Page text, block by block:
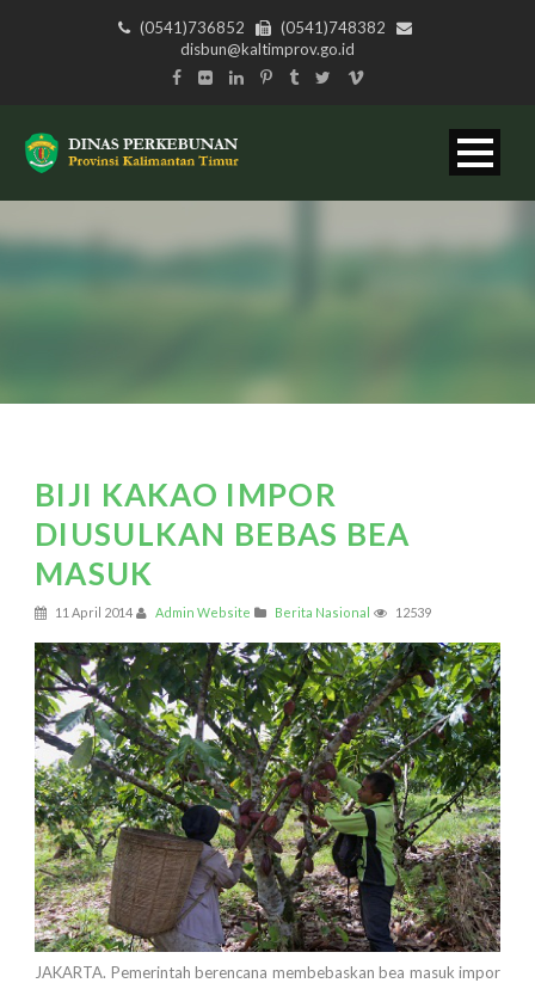
(0541)736852
(0541)748382
disbun@kaltimprov.go.id
BIJI KAKAO IMPOR
DIUSULKAN BEBAS BEA
MASUK
11 April 2014 Admin Website Berita Nasional 12539
JAKARTA. Pemerintah berencana membebaskan bea masuk impor